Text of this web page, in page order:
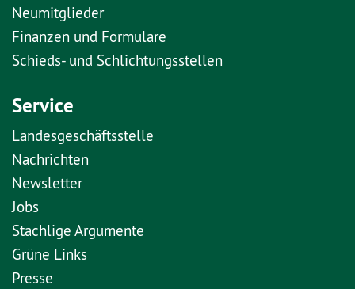
Neumitglieder
Finanzen und Formulare
Schieds- und Schlichtungsstellen
Service
Landesgeschäftsstelle
Nachrichten
Newsletter
Jobs
Stachlige Argumente
Grüne Links
Presse